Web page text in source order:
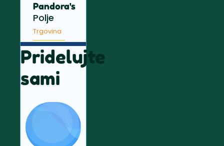
Pandora's
Polje
Trgovina
Pridelujte
sami